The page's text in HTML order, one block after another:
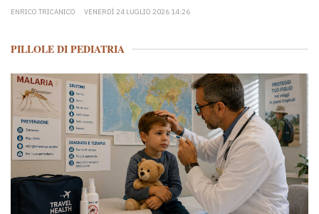
ENRICO TRICANICO VENERDÌ 24 LUGLIO 2026 14:26
PILLOLE DI PEDIATRIA